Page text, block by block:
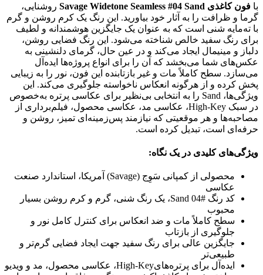
با فون کاغذی Savage Widetone Seamless #04 Sand
روشنایی،
گرما و ظرافت را به آثار خود بیاورید. این رنگ یک کرم روشن و گرم
با ته‌مایه شنی است که به عنوان یک جایگزین هوشمندانه و لطیف
برای رنگ سفید خالص شناخته می‌شود. این رنگ فضایی روشن،
دلباز و مینیمال ایجاد می‌کند و در عین حال، گرمای دلنشینی به
عکس‌های شما می‌بخشد که آن را برای انواع پروژه‌ها ایده‌آل
می‌سازد. سطح کاملاً مات و غیر بازتابنده این فون، نور را به زیبایی
پخش کرده و از هرگونه انعکاس ناخواسته جلوگیری می‌کند. این
ویژگی‌ها، Sand را به انتخابی بی‌نظیر برای عکاسی پرتره به‌خصوص
در سبک High-Key، عکاسی مد، عکاسی محصول، فیلم‌برداری از
مصاحبه‌ها و هر موقعیتی که نیازمند پس‌زمینه‌ای تمیز، روشن و
حرفه‌ای است، تبدیل کرده است.
ویژگی‌های کلیدی در یک نگاه:
محصولی از کمپانی سَوِج (Savage) آمریکا، استاندارد صنعت
عکاسی
کد رنگ #04 Sand، یک رنگ شنی، گرم و کرم روشن بسیار
محبوب
سطح کاملاً مات و ضد انعکاس برای کنترل کامل نور و
جلوگیری از بازتاب
جایگزین عالی برای رنگ سفید جهت ایجاد فضایی گرم‌تر و
طبیعی‌تر
ایده‌آل برای پرتره‌هایHigh-Key، عکاسی محصول، مد و ویدیو